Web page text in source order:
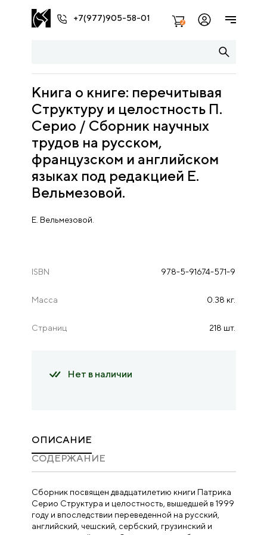
+7(977)905-58-01 2
Книга о книге: перечитывая
Структуру и целостность П.
Серио / Сборник научных
трудов на русском,
французском и английском
языках под редакцией Е.
Вельмезовой.
Е. Вельмезовой.
ISBN 978-5-91674-571-9
Масса 0.38 кг.
Страниц 218 шт.
Нет в наличии
ОПИСАНИЕ
CОДЕРЖАНИЕ
Сборник посвящен двадцатилетию книги Патрика
Серио Структура и целостность, вышедшей в 1999
году и впоследствии переведенной на русский,
английский, чешский, сербский, грузинский и